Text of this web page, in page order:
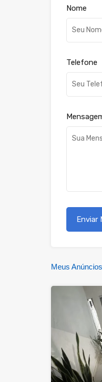
Nome
Telefone
Meus Anúncios